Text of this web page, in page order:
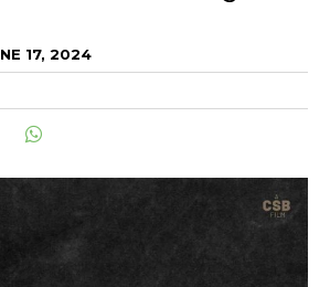
17, 2024